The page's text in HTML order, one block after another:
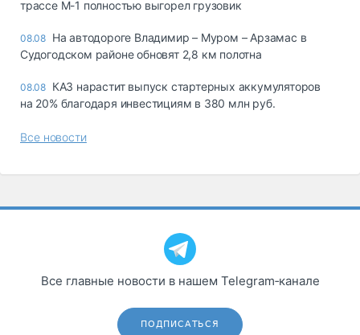
трассе М-1 полностью выгорел грузовик
08.08 На автодороге Владимир – Муром – Арзамас в
Судогодском районе обновят 2,8 км полотна
08.08 КАЗ нарастит выпуск стартерных аккумуляторов
на 20% благодаря инвестициям в 380 млн руб.
Все новости
Все главные новости в нашем Telegram‑канале
ПОДПИСАТЬСЯ